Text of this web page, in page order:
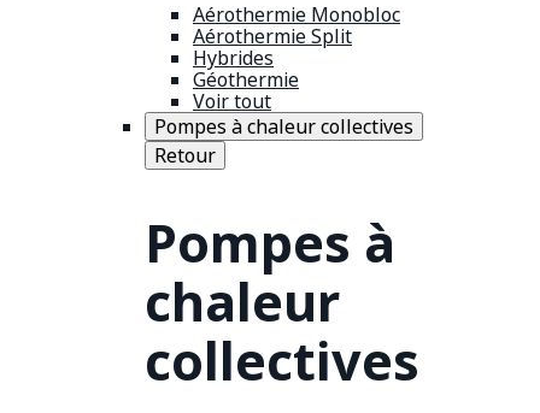
Aérothermie Monobloc
Aérothermie Split
Hybrides
Géothermie
Voir tout
Pompes à chaleur collectives
Retour
Pompes à
chaleur
collectives